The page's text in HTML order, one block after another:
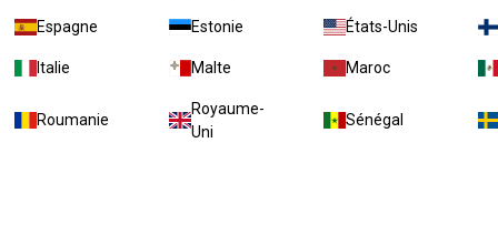
Espagne Estonie États-Unis
Italie Malte Maroc
Roumanie
Royaume-
Uni
Sénégal